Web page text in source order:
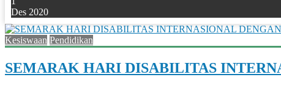
Des 2020
Kesiswaan Pendidikan
SEMARAK HARI DISABILITAS